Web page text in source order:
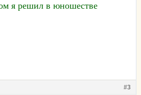
я решил в юношестве
#3